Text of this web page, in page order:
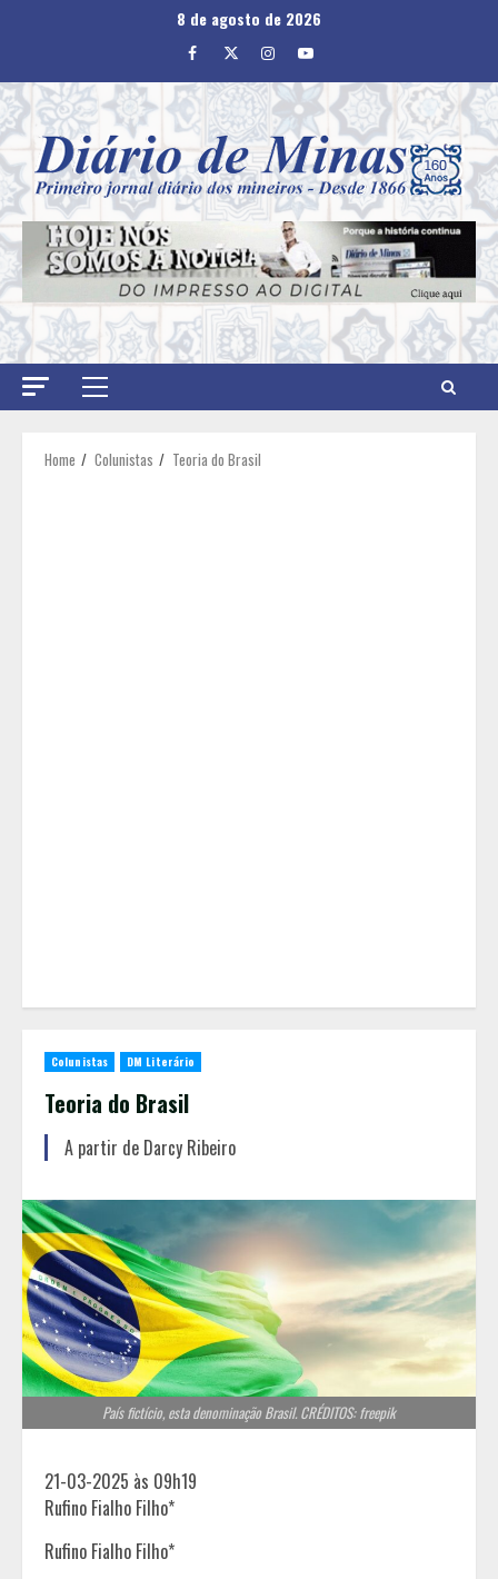
8 de agosto de 2026
Facebook
TwitterInstagram
Youtube
Primary
Home Colunistas Teoria do Brasil
Colunistas DM Literário
Teoria do Brasil
A partir de Darcy Ribeiro
País fictício, esta denominação Brasil. CRÉDITOS: freepik
21-03-2025 às 09h19
Rufino Fialho Filho*
Rufino Fialho Filho*